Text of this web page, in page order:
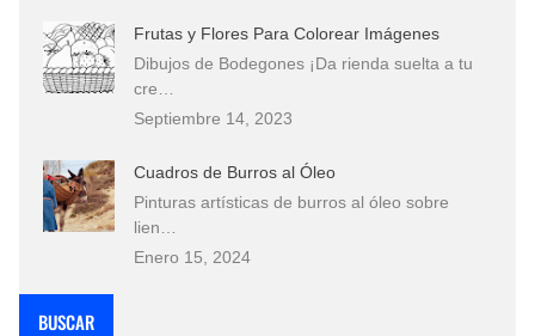
Frutas y Flores Para Colorear Imágenes
Dibujos de Bodegones ¡Da rienda suelta a tu
cre…
Septiembre 14, 2023
Cuadros de Burros al Óleo
Pinturas artísticas de burros al óleo sobre
lien…
Enero 15, 2024
BUSCAR